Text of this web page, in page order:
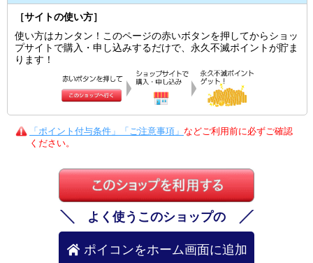
［サイトの使い方］
使い方はカンタン！このページの赤いボタンを押してからショッ
プサイトで購入・申し込みするだけで、永久不滅ポイントが貯ま
ります！
「ポイント付与条件」「ご注意事項」 などご利用前に必ずご確認
ください。
よく使うこのショップの
ポイコンをホーム画面に追加